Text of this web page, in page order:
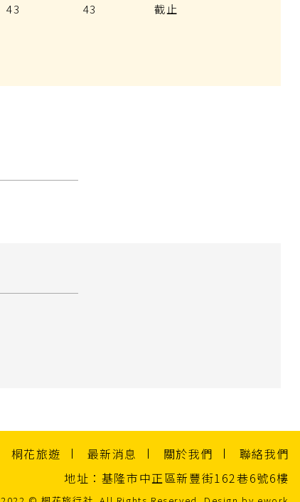
43 43 截止
桐花旅遊 最新消息 關於我們
聯絡我們
地址：基隆市中正區新豐街162巷6號6樓